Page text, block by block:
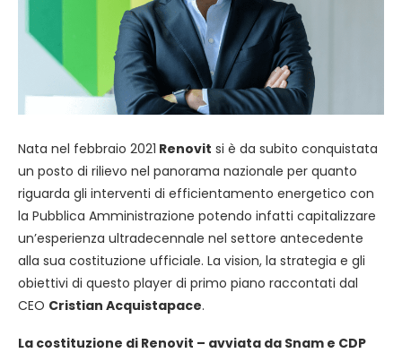
Nata nel febbraio 2021 Renovit si è da subito conquistata
un posto di rilievo nel panorama nazionale per quanto
riguarda gli interventi di efficientamento energetico con
la Pubblica Amministrazione potendo infatti capitalizzare
un’esperienza ultradecennale nel settore antecedente
alla sua costituzione ufficiale. La vision, la strategia e gli
obiettivi di questo player di primo piano raccontati dal
CEO Cristian Acquistapace.
La costituzione di Renovit – avviata da Snam e CDP